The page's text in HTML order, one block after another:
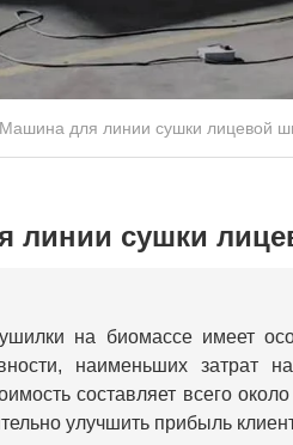
Машина для линии сушки лицевой
линии сушки
на биомассе имеет
наименьших затрат
составляет всего
улучшить прибыль